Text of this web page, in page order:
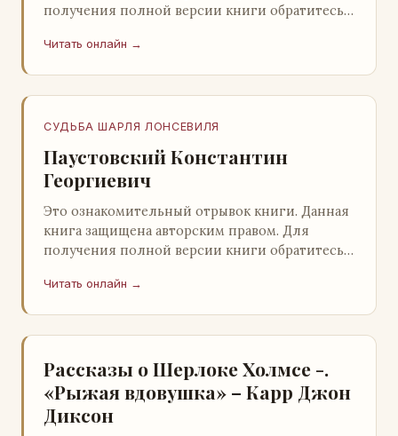
получения полной версии книги обратитесь к
легального ко…
Читать онлайн →
СУДЬБА ШАРЛЯ ЛОНСЕВИЛЯ
Паустовский Константин
Георгиевич
Это ознакомительный отрывок книги. Данная
книга защищена авторским правом. Для
получения полной версии книги обратитесь к
легального ко…
Читать онлайн →
Рассказы о Шерлоке Холмсе -.
«Рыжая вдовушка» – Карр Джон
Диксон